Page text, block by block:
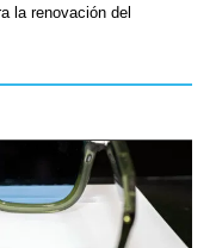
la renovación del